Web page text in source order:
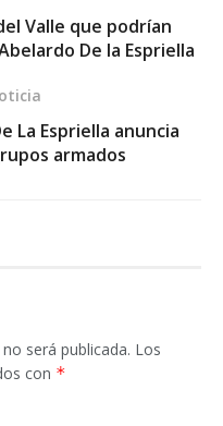
Valle que podrían
De la Espriella
La Espriella anuncia
armados
será publicada. Los
con *